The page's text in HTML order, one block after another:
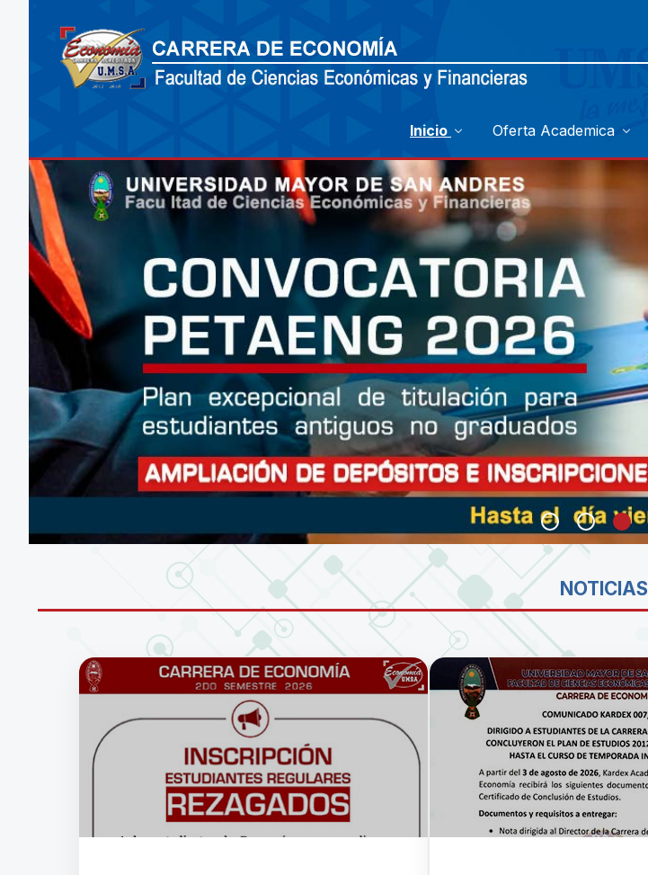
Inicio Oferta Academica
CONÉCTATE A LA RED WIFI DE LA UMSA
NOTICIAS